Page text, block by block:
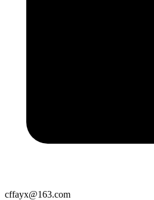
cffayx@163.com